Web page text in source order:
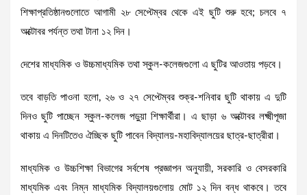
শিক্ষাপ্রতিষ্ঠানগুলোতে আগামী ২৮ সেপ্টেম্বর থেকে এই ছুটি শুরু হবে; চলবে ৭
অক্টোবর পর্যন্ত তথা টানা ১২ দিন।
দেশের মাধ্যমিক ও উচ্চমাধ্যমিক তথা স্কুল-কলেজগুলো এ ছুটির আওতায় পড়বে।
তবে বাড়তি পাওনা হলো, ২৬ ও ২৭ সেপ্টেম্বর শুক্র-শনিবার ছুটি থাকায় এ দুটি
দিনও ছুটি পাচ্ছেন স্কুল-কলেজ পড়ুয়া শিক্ষার্থীরা। এ ছাড়া ৬ অক্টোবর লক্ষ্মীপূজা
থাকায় এ দিনটিতেও ঐচ্ছিক ছুটি পাবেন বিদ্যালয়-মহাবিদ্যালয়ের ছাত্র-ছাত্রীরা।
মাধ্যমিক ও উচ্চশিক্ষা বিভাগের সর্বশেষ প্রজ্ঞাপন অনুযায়ী, সরকারি ও বেসরকারি
মাধ্যমিক এবং নিম্ন মাধ্যমিক বিদ্যালয়গুলোয় মোট ১২ দিন বন্ধ থাকবে। তবে